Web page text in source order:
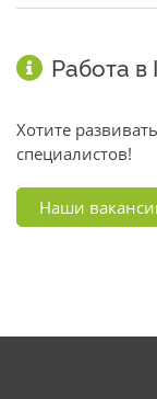
Работа в
Хотите
специалистов!
Наши